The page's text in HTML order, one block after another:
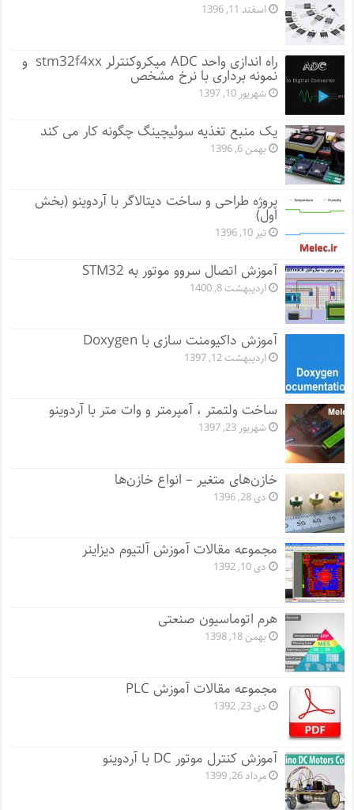
اسفند 11, 1396
راه اندازی واحد ADC میکروکنترلر stm32f4xx و
نمونه برداری با نرخ مشخص
شهریور 10, 1397
یک منبع تغذیه سوئیچینگ چگونه کار می کند
بهمن 6, 1396
پروژه طراحی و ساخت دیتالاگر با آردوینو (بخش
اول)
تیر 10, 1396
آموزش اتصال سروو موتور به STM32
اردیبهشت 8, 1400
آموزش داکیومنت سازی با Doxygen
اردیبهشت 12, 1397
ساخت ولتمتر ، آمپرمتر و وات متر با آردوینو
شهریور 23, 1397
خازن‌های متغیر – انواع خازن‌ها
دی 28, 1396
مجموعه مقالات آموزش آلتیوم دیزاینر
دی 10, 1392
هرم اتوماسیون صنعتی
بهمن 18, 1398
مجموعه مقالات آموزش PLC
دی 23, 1392
آموزش کنترل موتور DC با آردوینو
مرداد 26, 1399